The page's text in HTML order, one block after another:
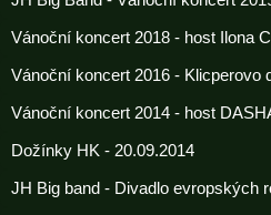
Vánoční koncert 2018 - host Ilona
Vánoční koncert 2016 - Klicperovo
Vánoční koncert 2014 - host
Dožínky HK - 20.09.2014
JH Big band - Divadlo evropských